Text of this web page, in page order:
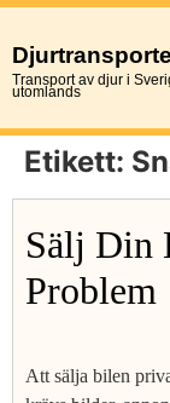
Transport av djur i
utomlands
Etikett:
Sälj Din
Problem
Att sälja bilen